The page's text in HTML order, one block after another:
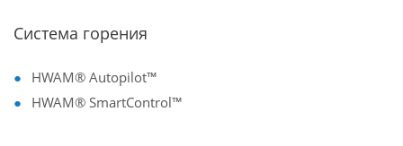
Система горения
HWAM® Autopilot™
HWAM® SmartControl™